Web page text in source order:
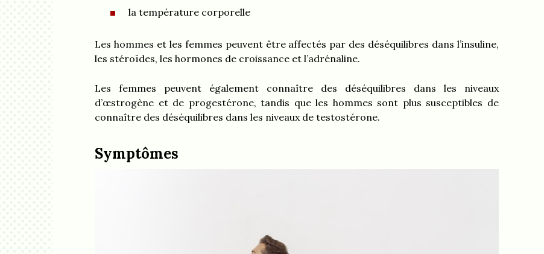
la température corporelle
Les hommes et les femmes peuvent être affectés par des déséquilibres dans l’insuline,
les stéroïdes, les hormones de croissance et l’adrénaline.
Les femmes peuvent également connaître des déséquilibres dans les niveaux
d’œstrogène et de progestérone, tandis que les hommes sont plus susceptibles de
connaître des déséquilibres dans les niveaux de testostérone.
Symptômes